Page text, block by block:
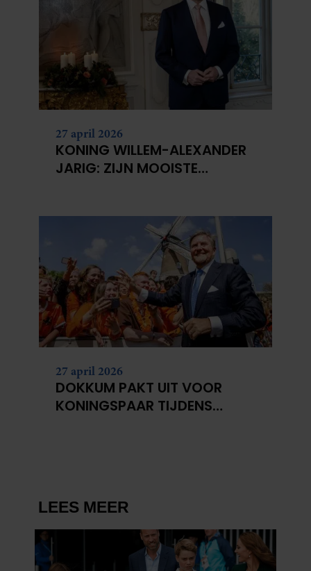
partners kunnen deze gegevens combineren met andere
informatie die u aan ze heeft verstrekt of die ze hebben
verzameld op basis van uw gebruik van hun services. U
gaat akkoord met onze cookies als u onze website blijft
gebruiken.
27 april 2026
KONING WILLEM-ALEXANDER
JARIG: ZIJN MOOISTE
27 april 2026
DOKKUM PAKT UIT VOOR
KONINGSPAAR TIJDENS